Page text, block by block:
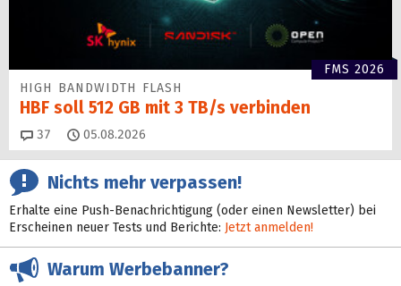
FMS 2026
HIGH BANDWIDTH FLASH
HBF soll 512 GB mit 3 TB/s verbinden
37 Kommentare
05.08.2026
Nichts mehr verpassen!
Erhalte eine Push-Benachrichtigung (oder einen Newsletter) bei
Erscheinen neuer Tests und Berichte: Jetzt anmelden!
Warum Werbebanner?